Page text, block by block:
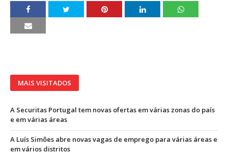
MAIS VISITADOS
A Securitas Portugal tem novas ofertas em várias zonas do país
e em várias áreas
A Luís Simões abre novas vagas de emprego para várias áreas e
em vários distritos